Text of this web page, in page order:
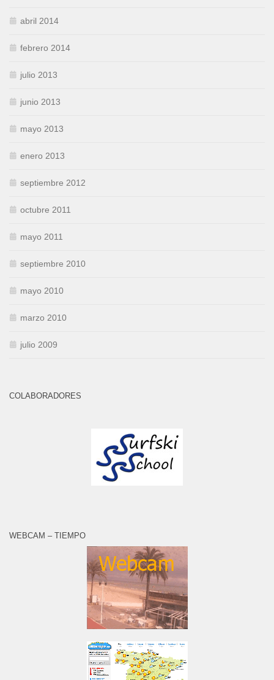
abril 2014
febrero 2014
julio 2013
junio 2013
mayo 2013
enero 2013
septiembre 2012
octubre 2011
mayo 2011
septiembre 2010
mayo 2010
marzo 2010
julio 2009
COLABORADORES
WEBCAM – TIEMPO